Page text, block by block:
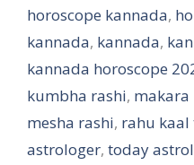
horoscope kannada,
kannada, kannada,
kannada horoscope
kumbha rashi, makara
mesha rashi, rahu
astrologer, today